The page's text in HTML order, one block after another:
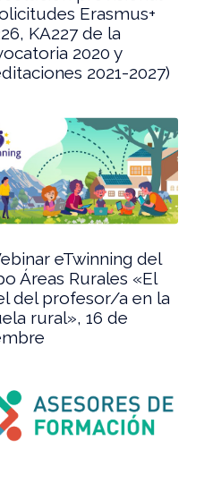
Erasmus+
KA227 de la
2020 y
2021-2027)
eTwinning del
Áreas Rurales «El
del profesor/a en la
rural», 16 de